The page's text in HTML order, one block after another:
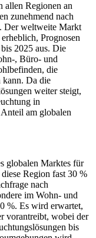
allen Regionen an
zunehmend nach
Der weltweite Markt
Prognosen
2025 aus. Die
, Büro- und
die
kann. Da die
weiter steigt,
in
am globalen
globalen Marktes für
Region fast 30 %
nach
im Wohn- und
%. Es wird erwartet,
vorantreibt, wobei der
bis